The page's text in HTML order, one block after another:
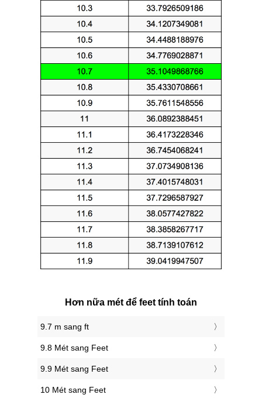
Hơn nữa mét để feet tính toán
9.7 m sang ft
9.8 Mét sang Feet
9.9 Mét sang Feet
10 Mét sang Feet